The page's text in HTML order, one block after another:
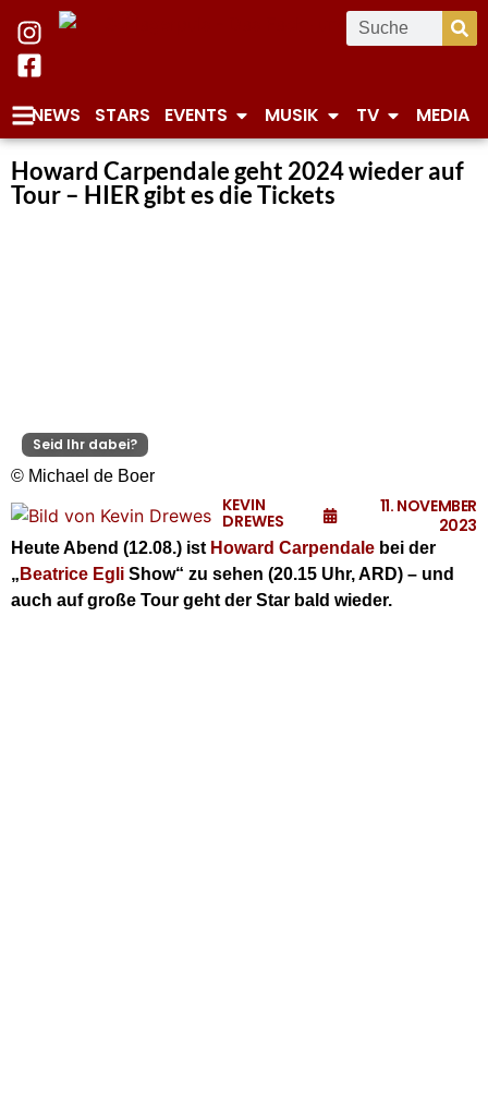
NEWS STARS EVENTS MUSIK TV MEDIA
Howard Carpendale geht 2024 wieder auf
Tour – HIER gibt es die Tickets
Seid Ihr dabei?
© Michael de Boer
KEVIN
DREWES
11. NOVEMBER
2023
Heute Abend (12.08.) ist Howard Carpendale bei der
„ Beatrice Egli Show“ zu sehen (20.15 Uhr, ARD) – und
auch auf große Tour geht der Star bald wieder.